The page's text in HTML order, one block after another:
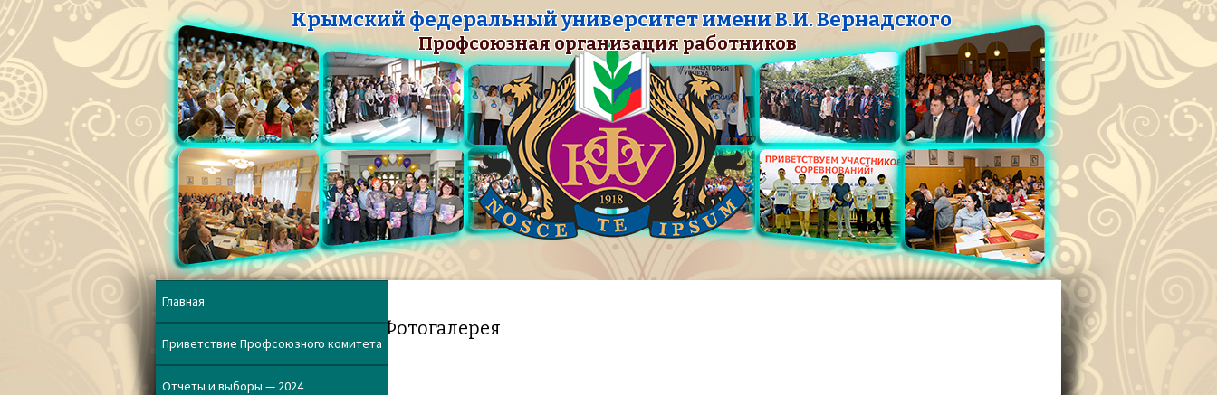
Крымский федеральный университет имени В.И. Вернадского
Профсоюзная организация работников
Фотогалерея
Главная
Приветствие Профсоюзного комитета
Отчеты и выборы — 2024